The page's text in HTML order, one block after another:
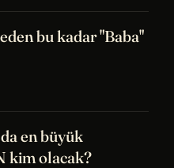
bu kadar "Baba"
en büyük
kim olacak?